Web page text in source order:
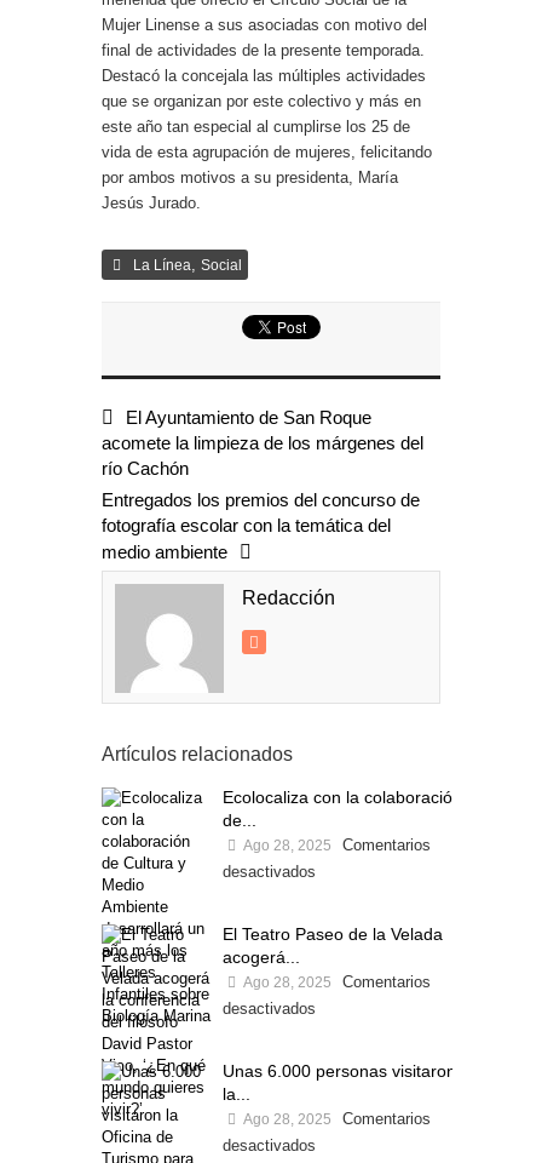
Mujer Linense a sus asociadas con motivo del
final de actividades de la presente temporada.
Destacó la concejala las múltiples actividades
que se organizan por este colectivo y más en
este año tan especial al cumplirse los 25 de
vida de esta agrupación de mujeres, felicitando
por ambos motivos a su presidenta, María
Jesús Jurado.
La Línea, Social
El Ayuntamiento de San Roque
acomete la limpieza de los márgenes del
río Cachón
Entregados los premios del concurso de
fotografía escolar con la temática del
medio ambiente
Redacción
Artículos relacionados
Ecolocaliza con la colaboración
de...
Ago 28, 2025
Comentarios
desactivados
El Teatro Paseo de la Velada
acogerá...
Ago 28, 2025
Comentarios
desactivados
Unas 6.000 personas visitaron
la...
Ago 28, 2025
Comentarios
desactivados